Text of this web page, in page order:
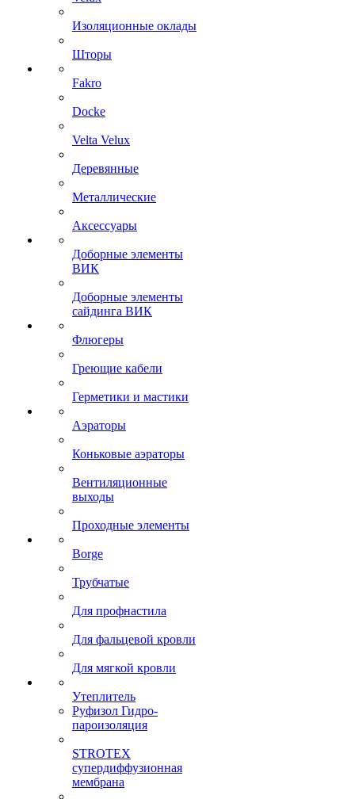
Изоляционные оклады
Шторы
Fakro
Docke
Velta Velux
Деревянные
Металлические
Аксессуары
Доборные элементы
ВИК
Доборные элементы
сайдинга ВИК
Флюгеры
Греющие кабели
Герметики и мастики
Аэраторы
Коньковые аэраторы
Вентиляционные
выходы
Проходные элементы
Borge
Трубчатые
Для профнастила
Для фальцевой кровли
Для мягкой кровли
Утеплитель
Руфизол Гидро-
пароизоляция
STROTEX
супердиффузионная
мембрана